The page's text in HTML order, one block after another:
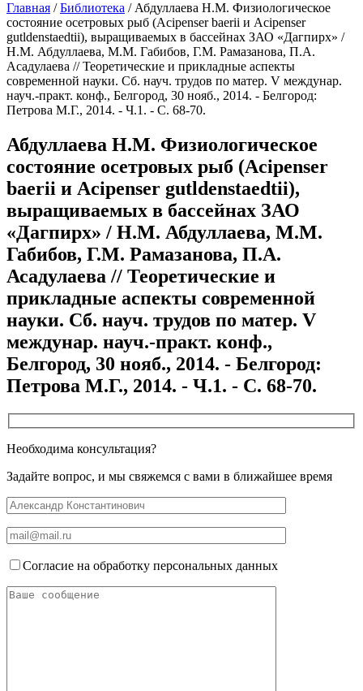
Главная /Библиотека / Абдуллаева Н.М. Физиологическое
состояние осетровых рыб (Acipenser baerii и Acipenser
gutldenstaedtii), выращиваемых в бассейнах ЗАО «Дагпирх» /
Н.М. Абдуллаева, М.М. Габибов, Г.М. Рамазанова, П.А.
Асадулаева // Теоретические и прикладные аспекты
современной науки. Сб. науч. трудов по матер. V междунар.
науч.-практ. конф., Белгород, 30 нояб., 2014. - Белгород:
Петрова М.Г., 2014. - Ч.1. - С. 68-70.
Абдуллаева Н.М. Физиологическое
состояние осетровых рыб (Acipenser
baerii и Acipenser gutldenstaedtii),
выращиваемых в бассейнах ЗАО
«Дагпирх» / Н.М. Абдуллаева, М.М.
Габибов, Г.М. Рамазанова, П.А.
Асадулаева // Теоретические и
прикладные аспекты современной
науки. Сб. науч. трудов по матер. V
междунар. науч.-практ. конф.,
Белгород, 30 нояб., 2014. - Белгород:
Петрова М.Г., 2014. - Ч.1. - С. 68-70.
Необходима консультация?
Задайте вопрос, и мы свяжемся с вами в ближайшее время
Согласие на обработку персональных данных